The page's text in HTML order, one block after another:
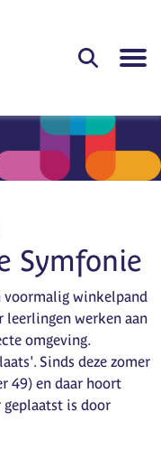
Symfonie
voormalig winkelpand
werken aan
omgeving.
Sinds deze zomer
49) en daar hoort
is door